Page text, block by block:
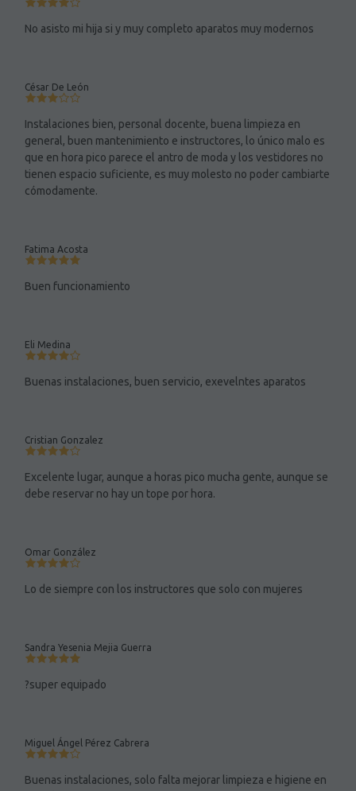
No asisto mi hija si y muy completo aparatos muy modernos
César De León
Instalaciones bien, personal docente, buena limpieza en
general, buen mantenimiento e instructores, lo único malo es
que en hora pico parece el antro de moda y los vestidores no
tienen espacio suficiente, es muy molesto no poder cambiarte
cómodamente.
Fatima Acosta
Buen funcionamiento
Eli Medina
Buenas instalaciones, buen servicio, exevelntes aparatos
Cristian Gonzalez
Excelente lugar, aunque a horas pico mucha gente, aunque se
debe reservar no hay un tope por hora.
Omar González
Lo de siempre con los instructores que solo con mujeres
Sandra Yesenia Mejia Guerra
?super equipado
Miguel Ángel Pérez Cabrera
Buenas instalaciones, solo falta mejorar limpieza e higiene en